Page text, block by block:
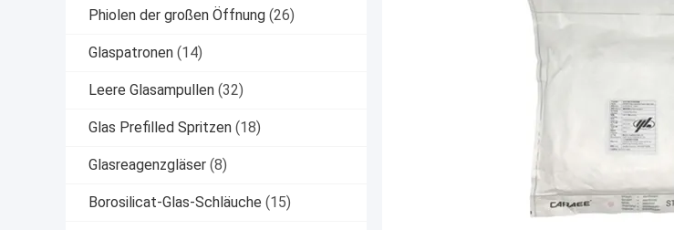
Phiolen der großen Öffnung (26)
Glaspatronen (14)
Leere Glasampullen (32)
Glas Prefilled Spritzen (18)
Glasreagenzgläser (8)
Borosilicat-Glas-Schläuche (15)